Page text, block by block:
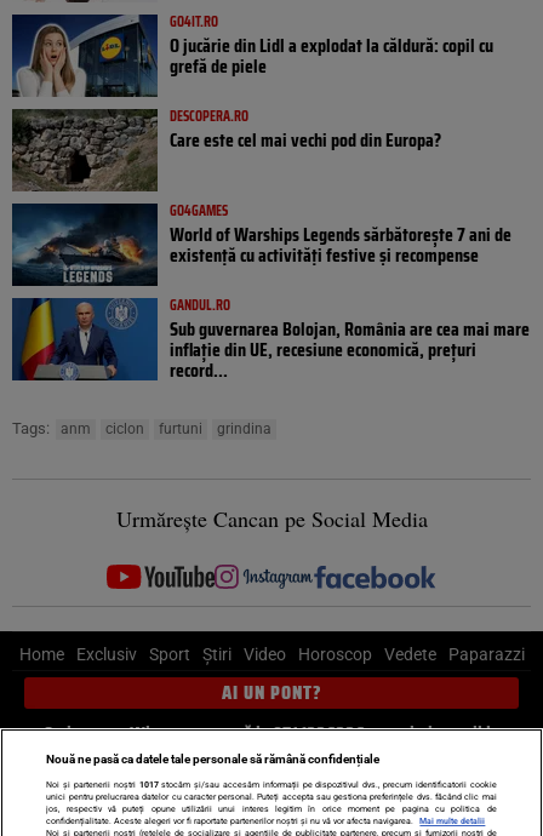
GO4IT.RO
O jucărie din Lidl a explodat la căldură: copil cu
grefă de piele
DESCOPERA.RO
Care este cel mai vechi pod din Europa?
GO4GAMES
World of Warships Legends sărbătorește 7 ani de
existență cu activități festive și recompense
GANDUL.RO
Sub guvernarea Bolojan, România are cea mai mare
inflație din UE, recesiune economică, prețuri
record...
Tags: anm ciclon furtuni grindina
Urmărește Cancan pe Social Media
Home Exclusiv Sport Știri Video Horoscop Vedete Paparazzi
AI UN PONT?
Scrie-ne pe Whatsapp, sună la 0741226226 sau trimite mail la
pont@cancan.ro
Știri interne Știri externe Politică
Nouă ne pasă ca datele tale personale să rămână confidențiale
Noi și partenerii noștri 1017stocăm și/sau accesăm informații pe dispozitivul dvs., precum identificatorii cookie
unici pentru prelucrarea datelor cu caracter personal. Puteți accepta sau gestiona preferințele dvs. făcând clic mai
jos, respectiv vă puteți opune utilizării unui interes legitim în orice moment pe pagina cu politica de
confidențialitate. Aceste alegeri vor fi raportate partenerilor noștri și nu vă vor afecta navigarea.
Mai multe detalii
Noi si partenerii nostri (retelele de socializare si agentiile de publicitate partenere, precum si furnizorii nostri de